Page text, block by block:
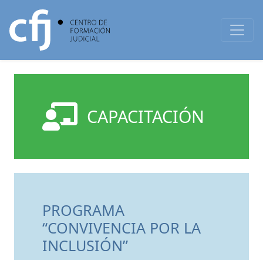
CAPACITACIÓN
PROGRAMA
“CONVIVENCIA POR LA
INCLUSIÓN”